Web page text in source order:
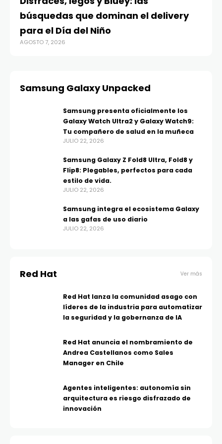
búsquedas que dominan el delivery
para el Día del Niño
AGOSTO 7, 2026
Samsung Galaxy Unpacked
Samsung presenta oficialmente los
Galaxy Watch Ultra2 y Galaxy Watch9:
Tu compañero de salud en la muñeca
JULIO 22, 2026
Samsung Galaxy Z Fold8 Ultra, Fold8 y
Flip8: Plegables, perfectos para cada
estilo de vida.
JULIO 22, 2026
Samsung integra el ecosistema Galaxy
a las gafas de uso diario
JULIO 22, 2026
Red Hat Ver más
Red Hat lanza la comunidad asago con
líderes de la industria para automatizar
la seguridad y la gobernanza de IA
Red Hat anuncia el nombramiento de
Andrea Castellanos como Sales
Manager en Chile
Agentes inteligentes: autonomía sin
arquitectura es riesgo disfrazado de
innovación